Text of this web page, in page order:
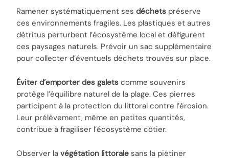
Ramener systématiquement sesdéchets préserve
ces environnements fragiles. Les plastiques et autres
détritus perturbent l’écosystème local et défigurent
ces paysages naturels. Prévoir un sac supplémentaire
pour collecter d’éventuels déchets trouvés sur place.
Éviter d’emporter des galets comme souvenirs
protège l’équilibre naturel de la plage. Ces pierres
participent à la protection du littoral contre l’érosion.
Leur prélèvement, même en petites quantités,
contribue à fragiliser l’écosystème côtier.
Observer lavégétation littorale sans la piétiner